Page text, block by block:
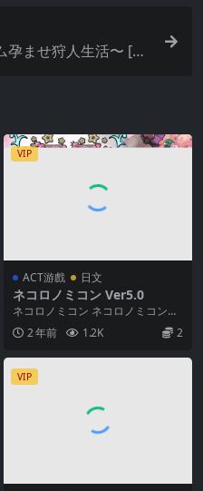
VIP
ACT游戲 日文
ネコロノミコン Ver5.0
ネコロノミコン ネコロノミコン
———————-版本更新5!!
———————– –...
2 年前 1.2K 2
VIP